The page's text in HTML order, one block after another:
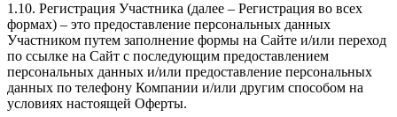
1.10. Регистрация Участника (далее – Регистрация во всех
формах) – это предоставление персональных данных
Участником путем заполнение формы на Сайте и/или переход
по ссылке на Сайт с последующим предоставлением
персональных данных и/или предоставление персональных
данных по телефону Компании и/или другим способом на
условиях настоящей Оферты.